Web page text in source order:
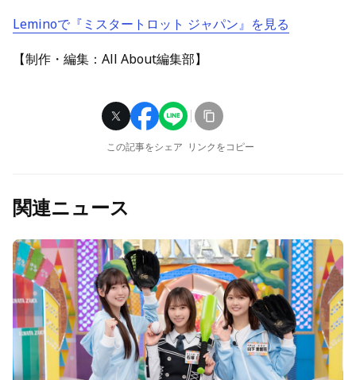
Leminoで『ミスタートロット ジャパン』を見る
【制作・編集：All About編集部】
この記事をシェア リンクをコピー
関連ニュース